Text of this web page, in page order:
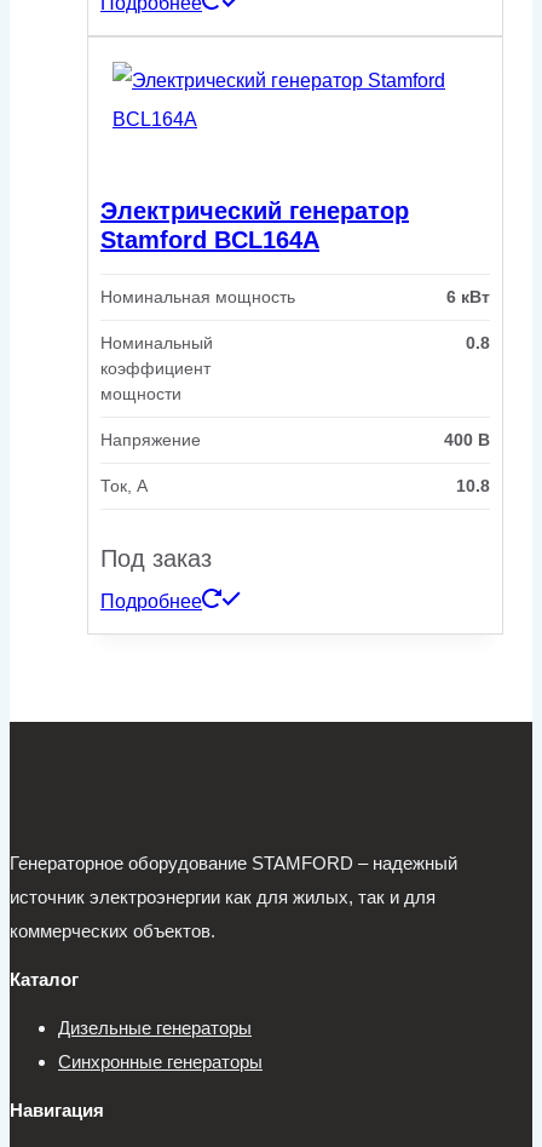
Электрический генератор
Stamford BCL164A
Номинальная мощность 6 кВт
Номинальный
коэффициент
мощности
0.8
Напряжение 400 В
Ток, А 10.8
Под заказ
Подробнее
Генераторное оборудование STAMFORD – надежный
источник электроэнергии как для жилых, так и для
коммерческих объектов.
Каталог
Дизельные генераторы
Синхронные генераторы
Навигация